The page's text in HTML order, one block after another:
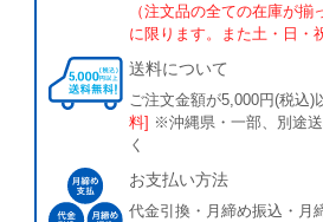
（注文品の全ての在庫が揃
に限ります。また土・日・
送料について
ご注文金額が5,000円(税込)
料] ※沖縄県・一部、別途
く
お支払い方法
代金引換・月締め振込・月